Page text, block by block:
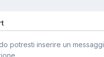
potresti inserire un